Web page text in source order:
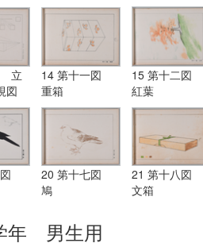
立
図
14 第十一図
重箱
15 第十二図
紅葉
20 第十七図
鳩
21 第十八図
文箱
年 男生用